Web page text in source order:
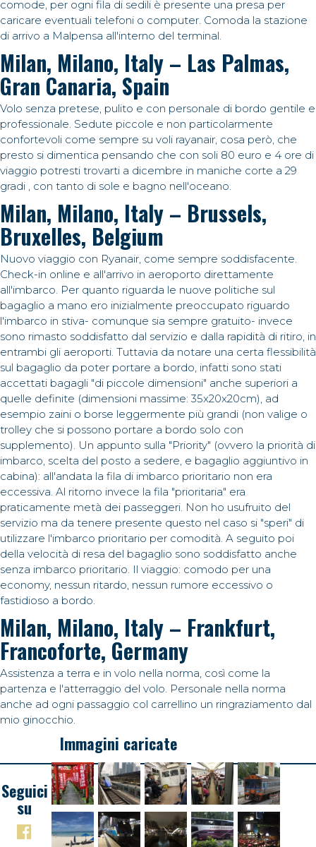
comode, per ogni fila di sedili è presente una presa per
caricare eventuali telefoni o computer. Comoda la stazione
di arrivo a Malpensa all'interno del terminal.
Milan, Milano, Italy – Las Palmas,
Gran Canaria, Spain
Volo senza pretese, pulito e con personale di bordo gentile e
professionale. Sedute piccole e non particolarmente
confortevoli come sempre su voli rayanair, cosa però, che
presto si dimentica pensando che con soli 80 euro e 4 ore di
viaggio potresti trovarti a dicembre in maniche corte a 29
gradi , con tanto di sole e bagno nell'oceano.
Milan, Milano, Italy – Brussels,
Bruxelles, Belgium
Nuovo viaggio con Ryanair, come sempre soddisfacente.
Check-in online e all'arrivo in aeroporto direttamente
all'imbarco. Per quanto riguarda le nuove politiche sul
bagaglio a mano ero inizialmente preoccupato riguardo
l'imbarco in stiva- comunque sia sempre gratuito- invece
sono rimasto soddisfatto dal servizio e dalla rapidità di ritiro, in
entrambi gli aeroporti. Tuttavia da notare una certa flessibilità
sul bagaglio da poter portare a bordo, infatti sono stati
accettati bagagli "di piccole dimensioni" anche superiori a
quelle definite (dimensioni massime: 35x20x20cm), ad
esempio zaini o borse leggermente più grandi (non valige o
trolley che si possono portare a bordo solo con
supplemento). Un appunto sulla "Priority" (ovvero la priorità di
imbarco, scelta del posto a sedere, e bagaglio aggiuntivo in
cabina): all'andata la fila di imbarco prioritario non era
eccessiva. Al ritorno invece la fila "prioritaria" era
praticamente metà dei passeggeri. Non ho usufruito del
servizio ma da tenere presente questo nel caso si "speri" di
utilizzare l'imbarco prioritario per comodità. A seguito poi
della velocità di resa del bagaglio sono soddisfatto anche
senza imbarco prioritario. Il viaggio: comodo per una
economy, nessun ritardo, nessun rumore eccessivo o
fastidioso a bordo.
Milan, Milano, Italy – Frankfurt,
Francoforte, Germany
Assistenza a terra e in volo nella norma, così come la
partenza e l'atterraggio del volo. Personale nella norma
anche ad ogni passaggio col carrellino un ringraziamento dal
mio ginocchio.
Immagini caricate
Seguici
su